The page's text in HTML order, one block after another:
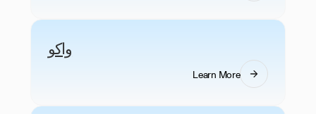
واكو
Learn More